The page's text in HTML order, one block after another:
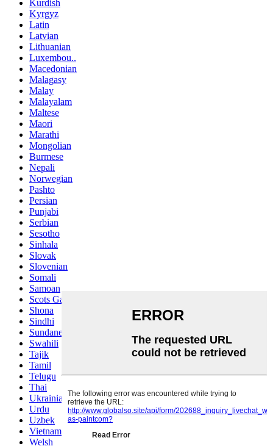
Kurdish
Kyrgyz
Latin
Latvian
Lithuanian
Luxembou..
Macedonian
Malagasy
Malay
Malayalam
Maltese
Maori
Marathi
Mongolian
Burmese
Nepali
Norwegian
Pashto
Persian
Punjabi
Serbian
Sesotho
Sinhala
Slovak
Slovenian
Somali
Samoan
Scots Gaelic
Shona
Sindhi
Sundanese
Swahili
Tajik
Tamil
Telugu
Thai
Ukrainian
Urdu
Uzbek
Vietnamese
Welsh